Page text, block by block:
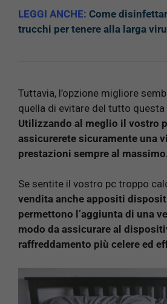
LEGGI ANCHE: Come
trucchi per tenere alla larga
Tuttavia, l’opzione migliore
quella di evitare del tutto questa
Utilizzando al meglio il vostro
assicurerete sicuramente una
prestazioni sempre al
Se sentite il vostro pc troppo
vendita anche appositi
permettono l’aggiunta di una
modo da assicurare al
raffreddamento più celere ed